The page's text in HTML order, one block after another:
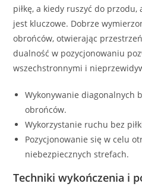
piłkę, a kiedy ruszyć do
jest kluczowe. Dobrze
obrońców, otwierając
dualność w pozycjonowaniu
wszechstronnymi i
Wykonywanie diagonalnych
obrońców.
Wykorzystanie ruchu bez
Pozycjonowanie się w celu
niebezpiecznych strefach.
Techniki wykończenia i